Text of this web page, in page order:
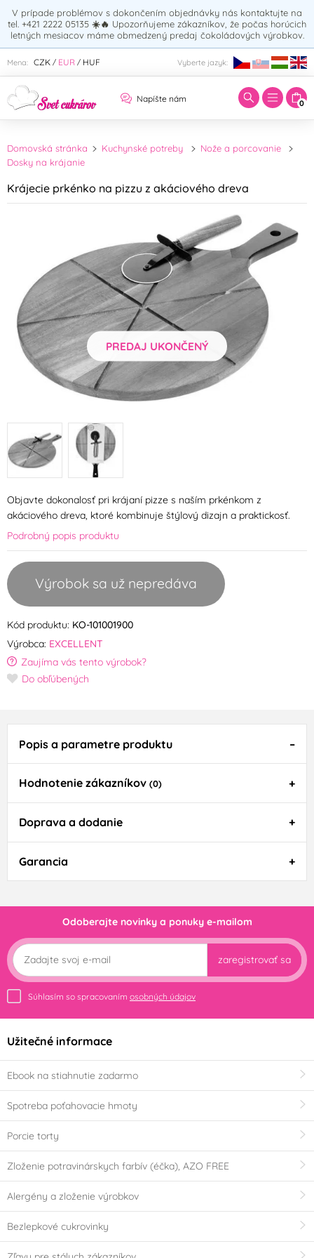
V prípade problémov s dokončením objednávky nás kontaktujte na
tel. +421 2222 05135 ☀️🔥 Upozorňujeme zákazníkov, že počas horúcich
letných mesiacov máme obmedzený predaj čokoládových výrobkov.
Mena: CZK / EUR / HUF Vyberte jazyk:
Napíšte nám 0
Zadajte hľadaný výraz:
Domovská stránka Kuchynské potreby
Nože a porcovanie
Dosky na krájanie
Krájecie prkénko na pizzu z akáciového dreva
PREDAJ UKONČENÝ
Objavte dokonalosť pri krájaní pizze s naším prkénkom z
akáciového dreva, ktoré kombinuje štýlový dizajn a praktickosť.
Podrobný popis produktu
Výrobok sa už nepredáva
Kód produktu: KO-101001900
Výrobca: EXCELLENT
Zaujíma vás tento výrobok?
Do obľúbených
Popis a parametre produktu
Hodnotenie zákazníkov (0)
Doprava a dodanie
Garancia
Odoberajte novinky a ponuky e-mailom
zaregistrovať sa
Súhlasím so spracovaním osobných údajov
Užitečné informace
Ebook na stiahnutie zadarmo
Spotreba poťahovacie hmoty
Porcie torty
Zloženie potravinárskych farbív (éčka), AZO FREE
Alergény a zloženie výrobkov
Bezlepkové cukrovinky